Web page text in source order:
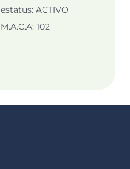
estatus: ACTIVO
M.A.C.A: 102